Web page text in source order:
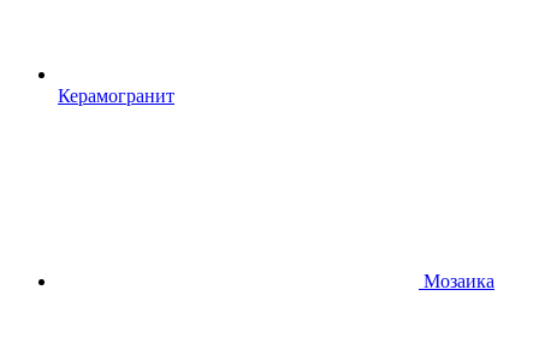
Керамогранит
Мозаика